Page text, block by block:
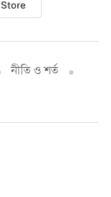
নীতি ও শর্ত